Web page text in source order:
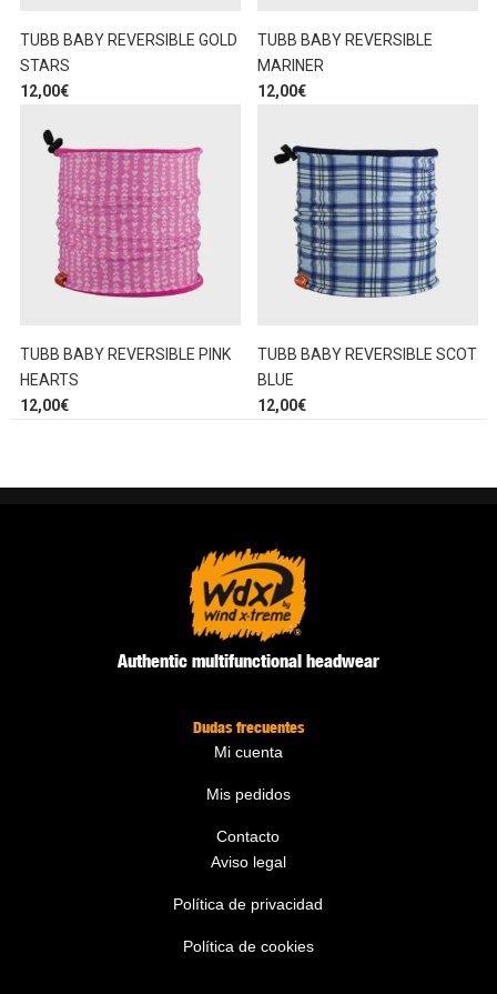
TUBB BABY REVERSIBLE GOLD
STARS
12,00€
TUBB BABY REVERSIBLE
MARINER
12,00€
TUBB BABY REVERSIBLE PINK
HEARTS
12,00€
TUBB BABY REVERSIBLE SCOT
BLUE
12,00€
Authentic multifunctional headwear
Dudas frecuentes
Mi cuenta
Mis pedidos
Contacto
Aviso legal
Política de privacidad
Política de cookies